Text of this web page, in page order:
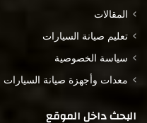
المقالات
تعليم صيانة السيارات
سياسة الخصوصية
معدات وأجهزة صيانة السيارات
البحث داخل الموقع